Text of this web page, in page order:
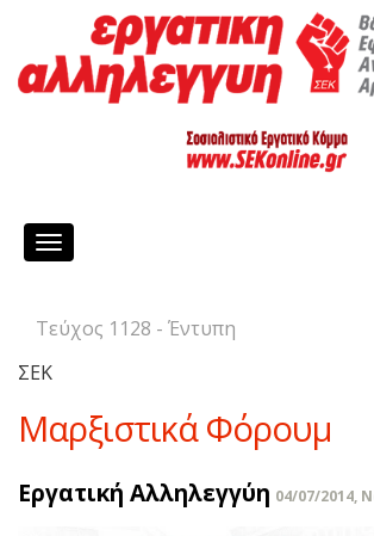
Toggle
Τεύχος 1128 - Έντυπη
ΣΕΚ
Μαρξιστικά Φόρουμ
Εργατική Αλληλεγγύη 04/07/2014,